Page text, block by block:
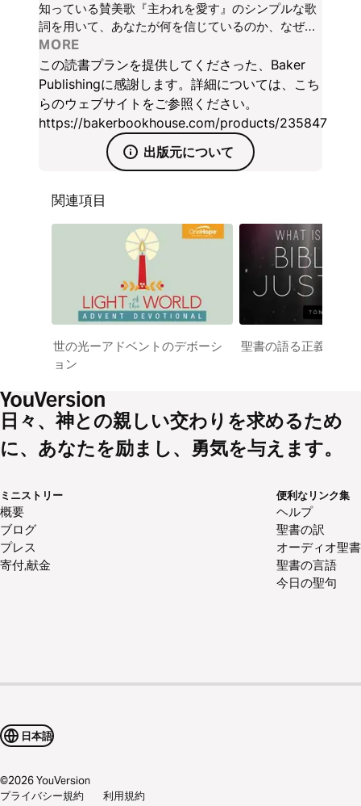
知っている賛美歌『主われを愛す』のシンプルな歌
詞を用いて、あなたが何を信じているのか、なぜ信
じているのかを理解するお手伝いをします。ベスト
セラー作家、ジョン・S・ディッカーソン（John S.
Dickerson）氏が、分かりやすく忠実に本質的なキ
リスト教の確信を説き、確信する大切さの理由を明
らかにします。
MORE
この読書プランを提供してくださった、Baker
Publishingに感謝します。詳細については、こち
らのウェブサイトをご参照ください。
https://bakerbookhouse.com/products/235847
出版元について
関連項目
世の光ーアドベントのデボーシ
ョン
聖書の語る正義とは？
日々、神との親しい交わりを求めるため
に、あなたを励まし、勇気を与えます。
ミニストリー
概要
ブログ
プレス
寄付,献金
便利なリンク集
ヘルプ
聖書の訳
オーディオ聖書
聖書の言語
今日の聖句
日本語
©2026YouVersion
プライバシー規約
利用規約